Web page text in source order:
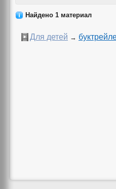
Найдено 1 материал
Для детей →